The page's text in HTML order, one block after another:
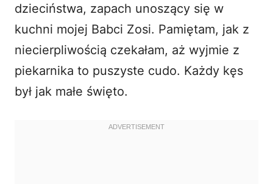
e
o
dzieciństwa, zapach unoszący się w
kuchni mojej Babci Zosi. Pamiętam, jak z
niecierpliwością czekałam, aż wyjmie z
piekarnika to puszyste cudo. Każdy kęs
był jak małe święto.